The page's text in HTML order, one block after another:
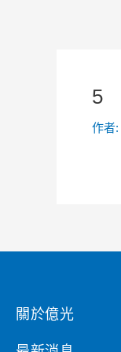
5
作者:
關於億光